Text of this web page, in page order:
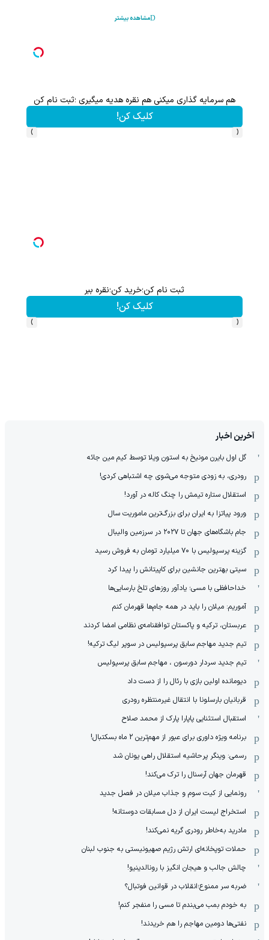
مشاهده بیشتر
هم سرمایه گذاری میکنی هم نقره هدیه میگیری ؛ثبت نام کن
کلیک کن!
‹
›
ثبت نام کن؛خرید کن؛نقره ببر
کلیک کن!
‹
›
آخرین اخبار
گل اول بایرن مونیخ به استون ویلا توسط کیم مین جائه
رودری، به زودی متوجه می‌شوی چه اشتباهی کردی!
استقلال ستاره تیمش را چنگ کاله در آورد!
ورود پیاتزا به ایران برای بزرگ‌ترین ماموریت سال
جام باشگاه‌های جهان تا ۲۰۲۷ در سرزمین والیبال
گزینه پرسپولیس با ۷۰ میلیارد تومان به فروش رسید
سیتی بهترین جانشین برای کاپیتانش را پیدا کرد
خداحافظی با مسی؛ یادآور روزهای تلخ بارسایی‌ها
آموریم: میلان را باید در همه جام‌ها قهرمان کنم
عربستان، ترکیه و پاکستان توافقنامه‌ی نظامی امضا کردند
تیم جدید مهاجم سابق پرسپولیس در سوپر لیگ ترکیه!
تیم جدید سردار دورسون ، مهاجم سابق پرسپولیس
دیومانده اولین بازی با رئال را از دست داد
قربانیان بارسلونا با انتقال غیرمنتظره رودری
استقبال استثنایی پاپارا پارک از محمد صلاح
برنامه ویژه داوری برای عبور از مهم‌ترین 2 ماه بسکتبال!
رسمی: وینگر پرحاشیه استقلال راهی یونان شد
قهرمان جهان آرسنال را ترک می‌کند!
رونمایی از کیت سوم و جذاب میلان در فصل جدید
استخراج لیست ایران از دل مسابقات دوستانه!
مادرید به‌خاطر رودری گریه نمی‌کند!
حملات توپخانه‌ای ارتش رژیم صهیونیستی به جنوب لبنان
چالش جالب و هیجان انگیز با رونالدینیو!
ضربه سر ممنوع؛انقلاب در قوانین فوتبال؟
به خودم بمب می‌بندم تا مسی را منفجر کنم!
نفتی‌ها دومین مهاجم را هم خریدند!